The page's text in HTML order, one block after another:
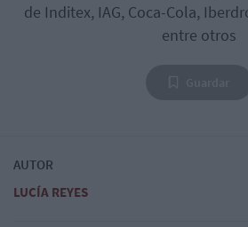
de Inditex, IAG, Coca-Cola,
entre otros
AUTOR
LUCÍA REYES